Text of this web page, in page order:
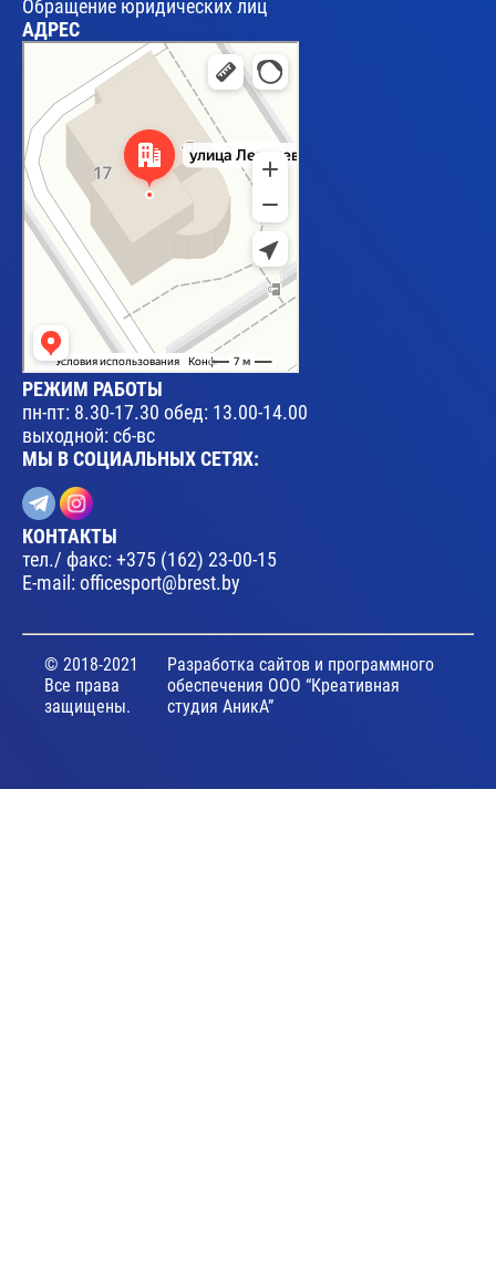
Обращение юридических лиц
АДРЕС
Брест
Улица Леваневского, 17 — Яндекс Карты
РЕЖИМ РАБОТЫ
пн-пт: 8.30-17.30 обед: 13.00-14.00
выходной: сб-вс
МЫ В СОЦИАЛЬНЫХ СЕТЯХ:
КОНТАКТЫ
тел./ факс:+375 (162) 23-00-15
E-mail: officesport@brest.by
© 2018-2021
Все права
защищены.
Разработка сайтов и программного
обеспечения ООО “Креативная
студия АникА”